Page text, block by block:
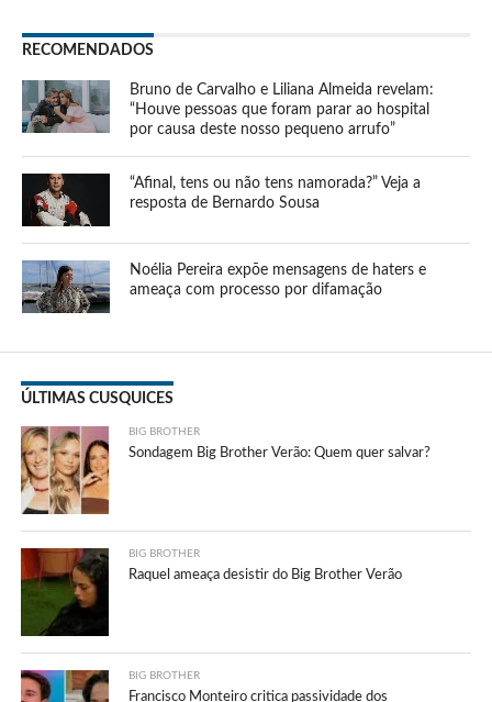
RECOMENDADOS
Bruno de Carvalho e Liliana Almeida revelam:
“Houve pessoas que foram parar ao hospital
por causa deste nosso pequeno arrufo”
“Afinal, tens ou não tens namorada?” Veja a
resposta de Bernardo Sousa
Noélia Pereira expõe mensagens de haters e
ameaça com processo por difamação
ÚLTIMAS CUSQUICES
BIG BROTHER
Sondagem Big Brother Verão: Quem quer salvar?
BIG BROTHER
Raquel ameaça desistir do Big Brother Verão
BIG BROTHER
Francisco Monteiro critica passividade dos